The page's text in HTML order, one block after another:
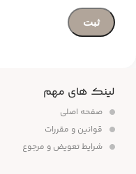
لینک های مهم
صفحه اصلی
قوانین و مقررات
شرایط تعویض و مرجوع